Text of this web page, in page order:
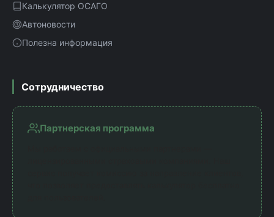
Калькулятор ОСАГО
Автоновости
Полезна информация
Сотрудничество
Партнерская программа